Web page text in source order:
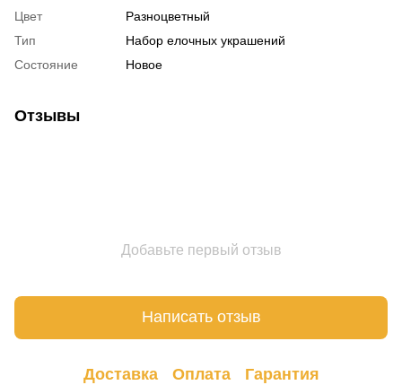
Цвет
Разноцветный
Тип
Набор елочных украшений
Состояние
Новое
Отзывы
Добавьте первый отзыв
Написать отзыв
Доставка Оплата Гарантия